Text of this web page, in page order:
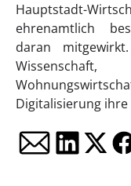
Hauptstadt-
ehrenamtlich
daran
Digitalisierung